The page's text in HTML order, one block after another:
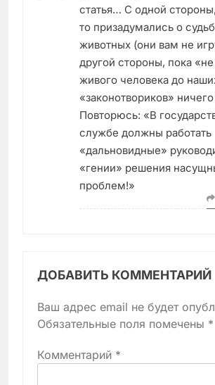
статья… С одной
то призадумались о
животных (они вам не
другой стороны, пока
живого человека до
«законотвориков»
Повторюсь: «В
службе должны работать
«дальновидные»
«гении» решения
проблем!»
ДОБАВИТЬ КОММЕНТАРИЙ
Ваш адрес email не будет
Обязательные поля помечены *
Комментарий *